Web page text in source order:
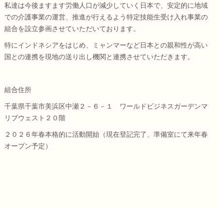
私達は今後ますます労働人口が減少していく日本で、安定的に地域
での介護事業の運営、推進が行えるよう特定技能生受け入れ事業の
組合を設立参画させていただいております。
特にインドネシアをはじめ、ミャンマーなど日本との親和性が高い
国との連携を現地の送り出し機関と連携させていただきます。
組合住所
千葉県千葉市美浜区中瀬２－６－１ ワールドビジネスガーデンマ
リブウェスト２０階
２０２６年春本格的に活動開始（現在登記完了、準備室にて来年春
オープン予定）